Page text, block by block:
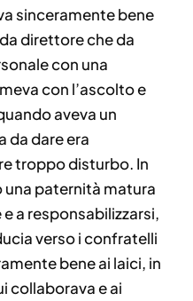
sinceramente bene
direttore che da
con una
con l’ascolto e
aveva un
da dare era
troppo disturbo. In
paternità matura
a responsabilizzarsi,
verso i confratelli
bene ai laici, in
collaborava e ai